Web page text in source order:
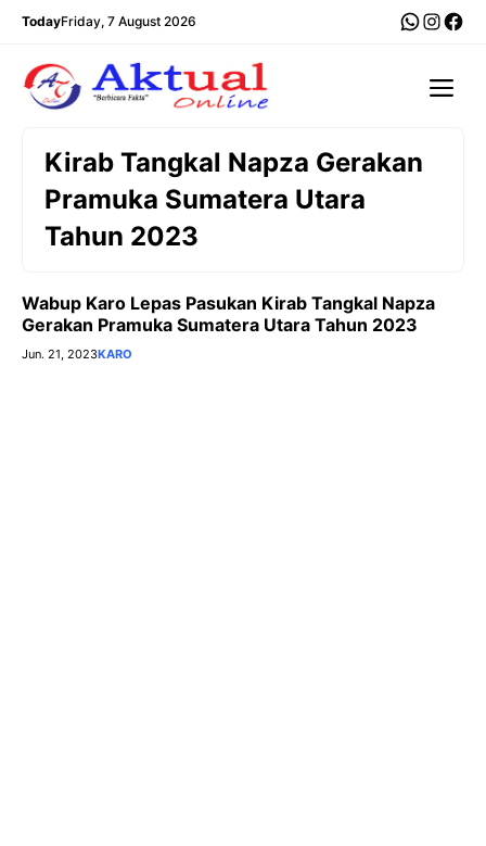
Langsung
TodayFriday, 7 August 2026
Kirab Tangkal Napza Gerakan
Pramuka Sumatera Utara
Tahun 2023
Wabup Karo Lepas Pasukan Kirab Tangkal Napza
Gerakan Pramuka Sumatera Utara Tahun 2023
Jun. 21, 2023KARO